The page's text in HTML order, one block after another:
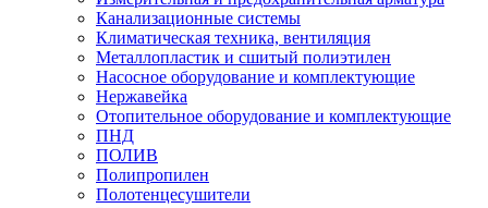
Канализационные системы
Климатическая техника, вентиляция
Металлопластик и сшитый полиэтилен
Насосное оборудование и комплектующие
Нержавейка
Отопительное оборудование и комплектующие
ПНД
ПОЛИВ
Полипропилен
Полотенцесушители